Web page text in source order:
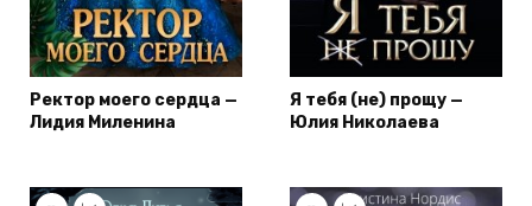
Ректор моего сердца —
Лидия Миленина
Я тебя (не) прощу —
Юлия Николаева